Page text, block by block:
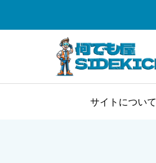
サイトについて